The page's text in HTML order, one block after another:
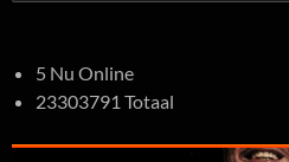
naar:
5 Nu Online
23303791 Totaal